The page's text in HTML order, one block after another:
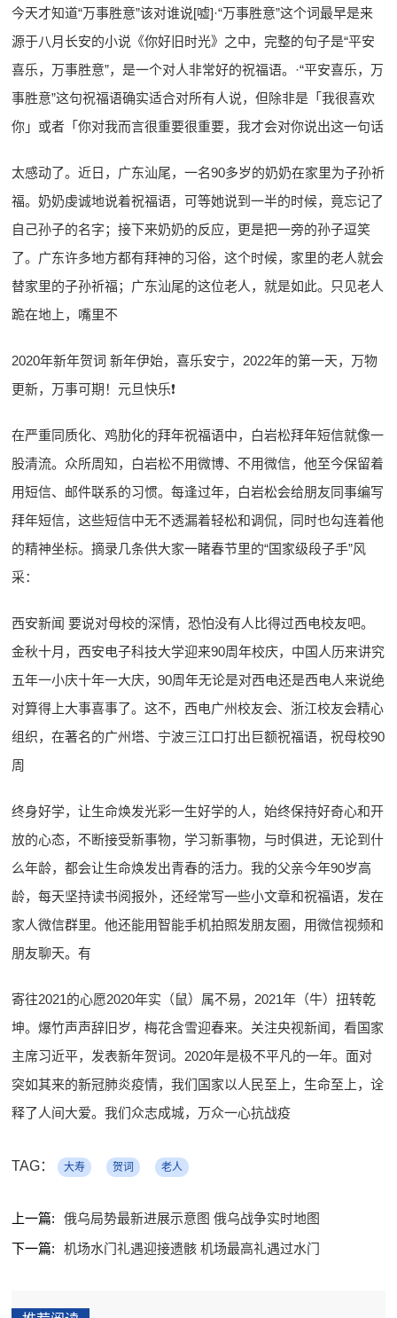
今天才知道“万事胜意”该对谁说[嘘]·“万事胜意”这个词最早是来
源于八月长安的小说《你好旧时光》之中，完整的句子是“平安
喜乐，万事胜意”，是一个对人非常好的祝福语。·“平安喜乐，万
事胜意”这句祝福语确实适合对所有人说，但除非是「我很喜欢
你」或者「你对我而言很重要很重要，我才会对你说出这一句话
太感动了。近日，广东汕尾，一名90多岁的奶奶在家里为子孙祈
福。奶奶虔诚地说着祝福语，可等她说到一半的时候，竟忘记了
自己孙子的名字；接下来奶奶的反应，更是把一旁的孙子逗笑
了。广东许多地方都有拜神的习俗，这个时候，家里的老人就会
替家里的子孙祈福；广东汕尾的这位老人，就是如此。只见老人
跪在地上，嘴里不
2020年新年贺词 新年伊始，喜乐安宁，2022年的第一天，万物
更新，万事可期！元旦快乐❗️
在严重同质化、鸡肋化的拜年祝福语中，白岩松拜年短信就像一
股清流。众所周知，白岩松不用微博、不用微信，他至今保留着
用短信、邮件联系的习惯。每逢过年，白岩松会给朋友同事编写
拜年短信，这些短信中无不透漏着轻松和调侃，同时也勾连着他
的精神坐标。摘录几条供大家一睹春节里的“国家级段子手”风
采：
西安新闻 要说对母校的深情，恐怕没有人比得过西电校友吧。
金秋十月，西安电子科技大学迎来90周年校庆，中国人历来讲究
五年一小庆十年一大庆，90周年无论是对西电还是西电人来说绝
对算得上大事喜事了。这不，西电广州校友会、浙江校友会精心
组织，在著名的广州塔、宁波三江口打出巨额祝福语，祝母校90
周
终身好学，让生命焕发光彩一生好学的人，始终保持好奇心和开
放的心态，不断接受新事物，学习新事物，与时俱进，无论到什
么年龄，都会让生命焕发出青春的活力。我的父亲今年90岁高
龄，每天坚持读书阅报外，还经常写一些小文章和祝福语，发在
家人微信群里。他还能用智能手机拍照发朋友圈，用微信视频和
朋友聊天。有
寄往2021的心愿2020年实（鼠）属不易，2021年（牛）扭转乾
坤。爆竹声声辞旧岁，梅花含雪迎春来。关注央视新闻，看国家
主席习近平，发表新年贺词。2020年是极不平凡的一年。面对
突如其来的新冠肺炎疫情，我们国家以人民至上，生命至上，诠
释了人间大爱。我们众志成城，万众一心抗战疫
TAG： 大寿 贺词 老人
上一篇:
俄乌局势最新进展示意图 俄乌战争实时地图
下一篇:
机场水门礼遇迎接遗骸 机场最高礼遇过水门